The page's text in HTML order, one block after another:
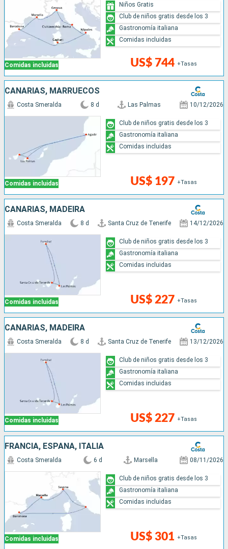
Comidas incluidas US$ 744 +Tasas
Niños Gratis
Club de niños gratis desde los 3
Gastronomía italiana
Comidas incluidas
CANARIAS, MARRUECOS
Comidas incluidas
Costa Smeralda 8 d Las Palmas 10/12/2026
US$ 197 +Tasas
Club de niños gratis desde los 3
Gastronomía italiana
Comidas incluidas
CANARIAS, MADEIRA
Comidas incluidas
Costa Smeralda 8 d Santa Cruz de Tenerife 14/12/2026
US$ 227 +Tasas
Club de niños gratis desde los 3
Gastronomía italiana
Comidas incluidas
CANARIAS, MADEIRA
Comidas incluidas
Costa Smeralda 8 d Santa Cruz de Tenerife 13/12/2026
US$ 227 +Tasas
Club de niños gratis desde los 3
Gastronomía italiana
Comidas incluidas
FRANCIA, ESPAÑA, ITALIA
Comidas incluidas
Costa Smeralda 6 d Marsella 08/11/2026
US$ 301 +Tasas
Club de niños gratis desde los 3
Gastronomía italiana
Comidas incluidas